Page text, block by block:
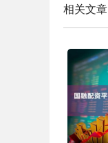
相关文章